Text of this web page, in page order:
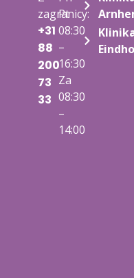
zagranicy:
+31
88
200
73
33
Pt
08:30
–
16:30
Za
08:30
–
14:00